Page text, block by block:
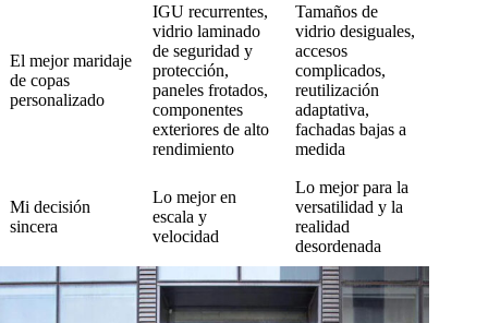
El mejor maridaje
de copas
personalizado
IGU recurrentes,
vidrio laminado
de seguridad y
protección,
paneles frotados,
componentes
exteriores de alto
rendimiento
Tamaños de
vidrio desiguales,
accesos
complicados,
reutilización
adaptativa,
fachadas bajas a
medida
Mi decisión
sincera
Lo mejor en
escala y
velocidad
Lo mejor para la
versatilidad y la
realidad
desordenada